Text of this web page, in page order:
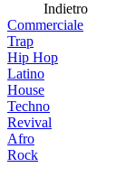
Indietro
Commerciale
Trap
Hip Hop
Latino
House
Techno
Revival
Afro
Rock